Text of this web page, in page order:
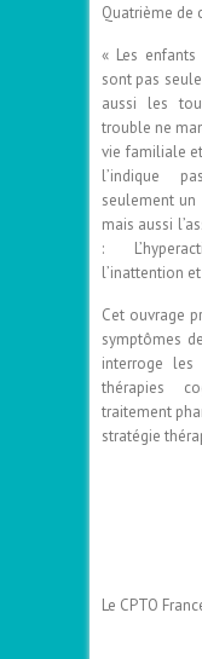
Quatrième de
« Les
sont pas
aussi les
trouble ne
vie familiale
l’indique
seulement un
mais aussi
:
l’inattention
Cet ouvrage
symptômes
interroge
thérapies
traitement
stratégie
Le CPTO